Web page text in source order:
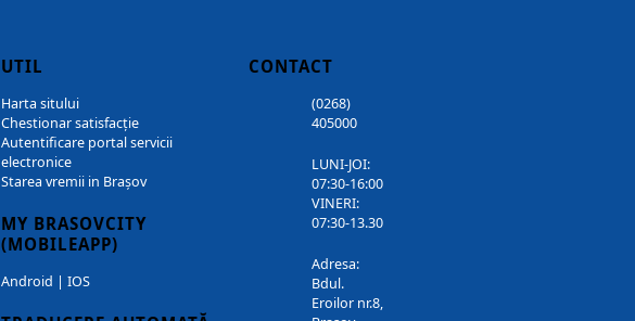
UTIL
Harta sitului
Chestionar satisfacție
Autentificare portal servicii
electronice
Starea vremii in Brașov
MY BRASOVCITY
(MOBILEAPP)
Android | IOS
CONTACT
(0268)
405000
LUNI-JOI:
07:30-16:00
VINERI:
07:30-13.30
Adresa:
Bdul.
Eroilor nr.8,